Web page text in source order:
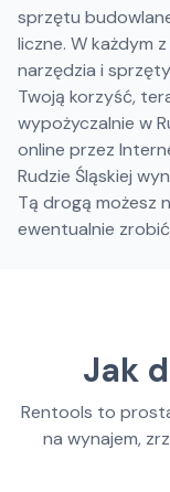
sprzętu
liczne. W każdym
narzędzia i
Twoją korzyść,
wypożyczalnie w
online przez
Rudzie Śląskiej
Tą drogą możesz
ewentualnie
Jak
Rentools to
na wynajem,